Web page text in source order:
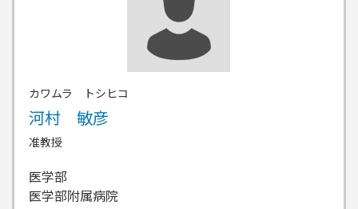
カワムラ トシヒコ
河村 敏彦
准教授
医学部
医学部附属病院